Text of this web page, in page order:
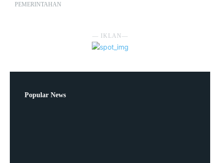
PEMERINTAHAN
― IKLAN―
Popular News